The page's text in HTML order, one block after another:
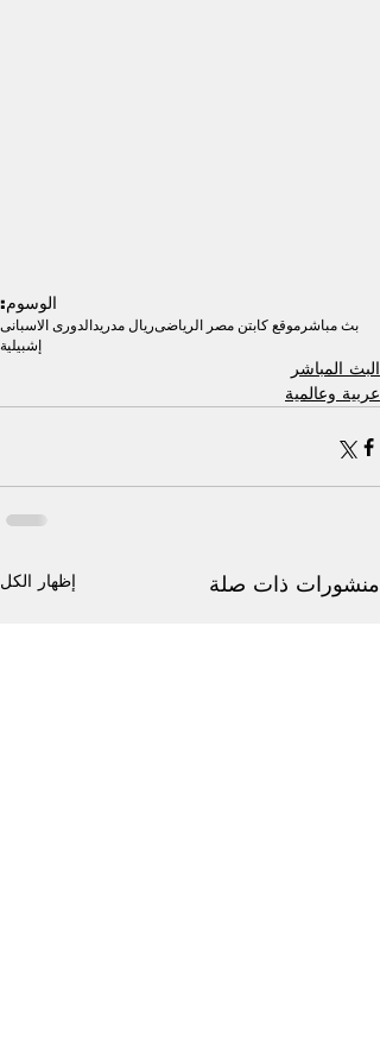
الوسوم:
بث مباشرموقع كابتن مصر الرياضىريال مدريدالدورى الاسبانى
إشبيلية
البث المباشر
عربية وعالمية
منشورات ذات صلة إظهار الكل